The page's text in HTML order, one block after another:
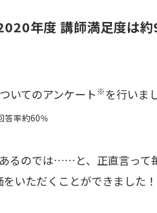
年度 講師満足度は約
いてのアンケート ※を行いま
率約60％
るのでは……と、正直言っ
いただくことができました！